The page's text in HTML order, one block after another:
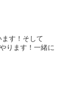
ます！そして
ります！一緒に